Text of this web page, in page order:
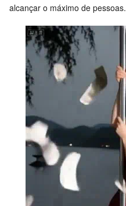
alcançar o máximo de pessoas.